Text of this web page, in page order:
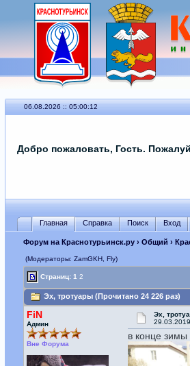
06.08.2026 :: 05:00:12
Добро пожаловать, Гость.
Главная Справка Поиск Вход
Форум на Краснотурьинск.ру› Общий ›
(Модераторы: ZamGKH, Fly)
Страниц:1 2
Эх, тротуары (Прочитано 24 226 раз)
FiN
Админ
Вне Форума
Эх,
в конце зимы